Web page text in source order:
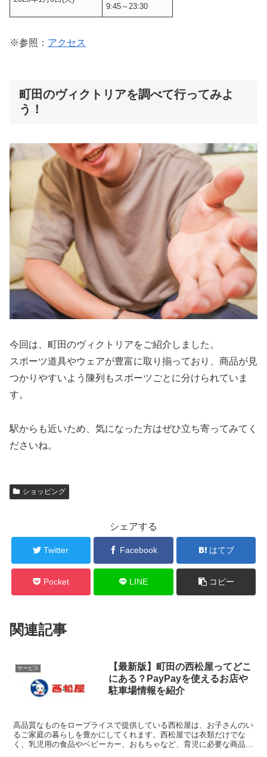
9:45～23:30
※参照： アクセス
町田のヴィクトリアを調べて行ってみよ
う！
今回は、町田のヴィクトリアをご紹介しました。
スポーツ道具やウェアが豊富に取り揃っており、商品が見
つかりやすいよう陳列もスポーツごとに分けられていま
す。
駅からも近いため、気になった方はぜひ立ち寄ってみてく
ださいね。
ショッピング
シェアする
Twitter Facebook はてブ
Pocket LINE コピー
関連記事
サービス
【最新版】町田の西松屋ってどこ
にある？PayPayを使えるお店や
駐車場情報を紹介
高品質なものをロープライスで提供している西松屋は、お子さんのい
るご家庭の暮らしを豊かにしてくれます。西松屋では衣類だけでな
く、乳児用の食品やベビーカー、おもちゃなど、育児に必要な商品を